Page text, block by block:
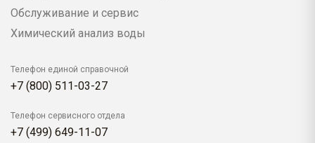
Обслуживание и сервис
Химический анализ воды
Телефон единой справочной
+7 (800) 511-03-27
Телефон сервисного отдела
+7 (499) 649-11-07